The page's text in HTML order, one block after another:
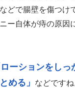
どで腸壁を傷つけ
ー自体が痔の原因
ローションをし
める」
などです